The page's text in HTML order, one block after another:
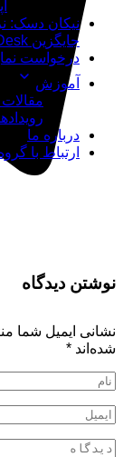
نیکان دسک:
جایگزین AnyDesk)
درخواست
آموزش
درباره ما
ارتباط با
نوشتن دیدگاه
نشانی ایمیل شما
شده‌اند*